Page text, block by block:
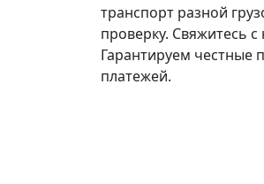
транспорт разной
проверку. Свяжитесь
Гарантируем честные
платежей.